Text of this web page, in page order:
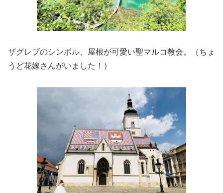
ザグレブのシンボル、屋根が可愛い聖マルコ教会。（ちょ
うど花嫁さんがいました！）